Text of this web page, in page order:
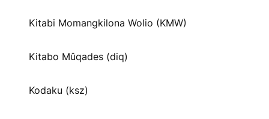
Kitabi Momangkilona Wolio (KMW)
Kitabo Mûqades (diq)
Kodaku (ksz)